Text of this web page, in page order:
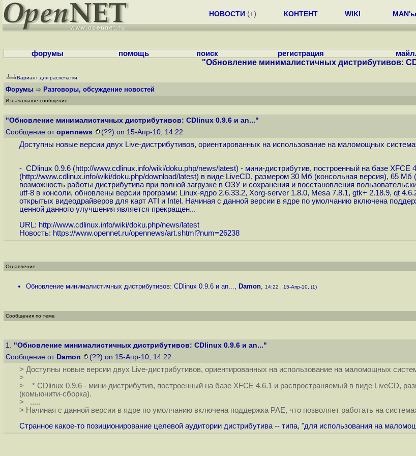
НОВОСТИ (+) КОНТЕНТ WIKI MAN'ы
форумы помощь поиск регистрация
"Обновление минималистичных дистрибутивов:
Вариант для распечатки
Форумы Разговоры, обсуждение новостей
Изначальное сообщение
"Обновление минималистичных дистрибутивов: CDlinux 0.9.6 и an..."
Сообщение от opennews (??) on 15-Апр-10, 14:22
Доступны новые версии двух Live-дистрибутивов, ориентированных на использование на маломощных
- CDlinux 0.9.6 (http://www.cdlinux.info/wiki/doku.php/news/latest) - мини-дистрибутив, построенный на базе XFCE
(http://www.cdlinux.info/wiki/doku.php/download/latest) в виде LiveCD, размером 30 Мб (консольная версия), 65
возможность работы дистрибутива при полной загрузке в ОЗУ и сохранения и восстановления
utf-8 в консоли, обновлены версии программ: Linux-ядро 2.6.33.2, Xorg-server 1.8.0, Mesa 7.8.1, gtk+ 2.18.9, qt
открытых видеодрайверов для карт ATI и Intel. Начиная с данной версии в ядре по умолчанию включена
ценной данного улучшения является прекращен...
URL: http://www.cdlinux.info/wiki/doku.php/news/latest
Новость: https://www.opennet.ru/opennews/art.shtml?num=26238
Оглавление
Обновление минималистичных дистрибутивов: CDlinux 0.9.6 и an..., Damon, 14:22 , 15-Апр-10, (1)
Сообщения по теме
1. "Обновление минималистичных дистрибутивов: CDlinux 0.9.6 и an..."
Сообщение от Damon (??) on 15-Апр-10, 14:22
> Доступны новые версии двух Live-дистрибутивов, ориентированных на использование на маломощных
>
> * CDlinux 0.9.6 - мини-дистрибутив, построенный на базе XFCE 4.6.1 и распространяемый в виде LiveCD,
(комьюнити-сборка).
> .....
> Начиная с данной версии в ядре по умолчанию включена поддержка PAE, что позволяет работать на
Странное какое-то позиционирование целевой аудитории дистрибутива -- типа, "для использования на